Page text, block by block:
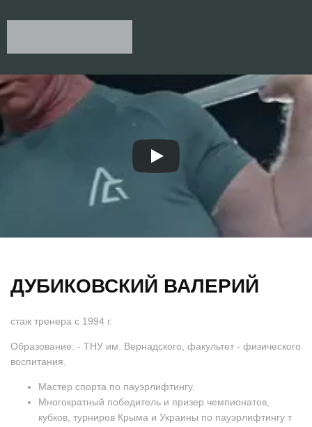
ДУБИКОВСКИЙ ВАЛЕРИЙ
стаж тренера с 1994 г.
Образование: - ТНУ им. Вернадского, факультет - физического
воспитания.
Мастер спорта по пауэрлифтингу.
Многократный победитель и призер чемпионатов,
кубков, турниров Крыма и Украины по пауэрлифтингу т